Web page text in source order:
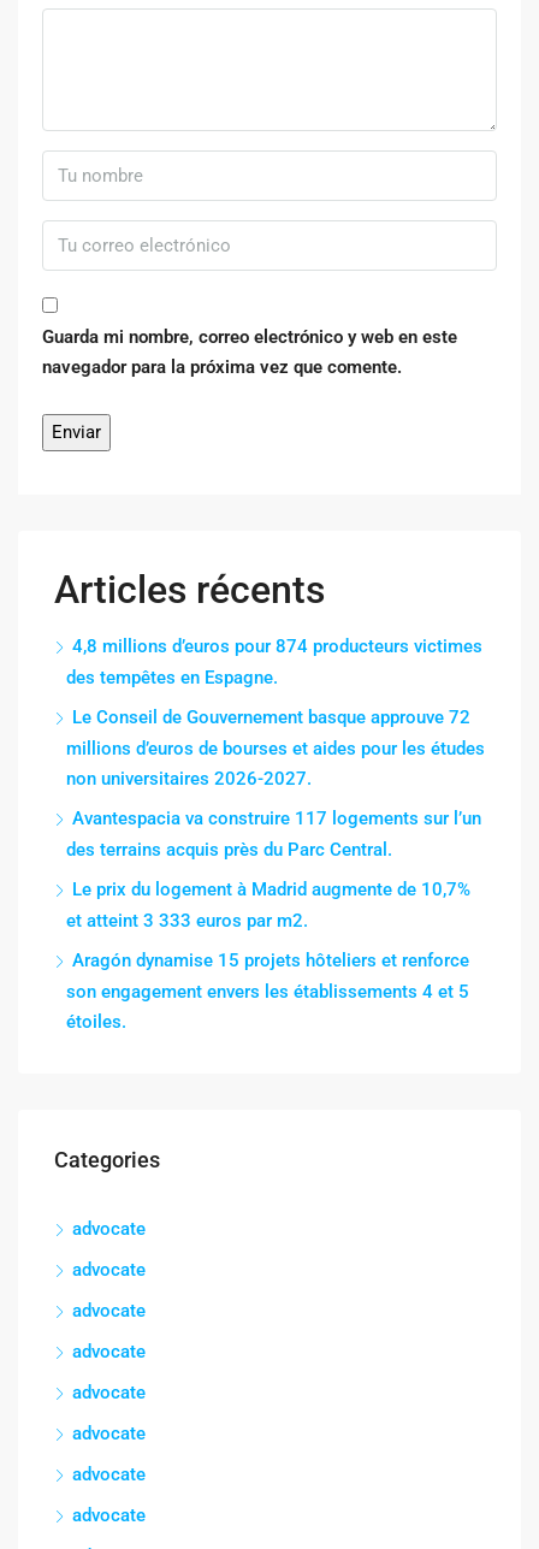
Guarda mi nombre, correo electrónico y web en este
navegador para la próxima vez que comente.
Articles récents
4,8 millions d’euros pour 874 producteurs victimes
des tempêtes en Espagne.
Le Conseil de Gouvernement basque approuve 72
millions d’euros de bourses et aides pour les études
non universitaires 2026-2027.
Avantespacia va construire 117 logements sur l’un
des terrains acquis près du Parc Central.
Le prix du logement à Madrid augmente de 10,7%
et atteint 3 333 euros par m2.
Aragón dynamise 15 projets hôteliers et renforce
son engagement envers les établissements 4 et 5
étoiles.
Categories
advocate
advocate
advocate
advocate
advocate
advocate
advocate
advocate